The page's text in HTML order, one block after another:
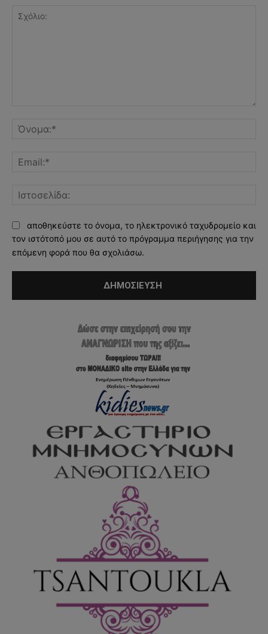
αποθηκεύστε το όνομα, το ηλεκτρονικό ταχυδρομείο και
τον ιστότοπό μου σε αυτό το πρόγραμμα περιήγησης για την
επόμενη φορά που θα σχολιάσω.